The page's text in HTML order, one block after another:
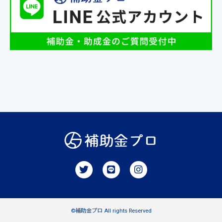
©補助金プロ All rights Reserved